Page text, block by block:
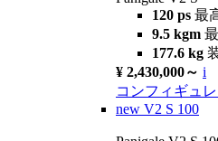
120 ps 最
9.5 kgm
177.6 kg
¥ 2,430,000～ i
コンフィギュ
new V2 S 100